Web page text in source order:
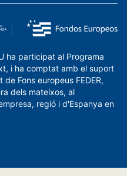
ha participat al Programa
i ha comptat amb el suport
Fons europeus FEDER,
dels mateixos, al
regió i d'Espanya en